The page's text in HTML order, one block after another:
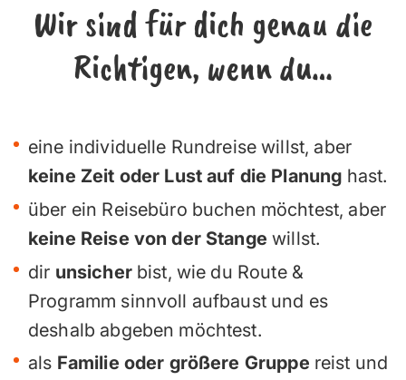
Wir sind für dich genau die
Richtigen, wenn du…
eine individuelle Rundreise willst, aber
keine Zeit oder Lust auf die Planung hast.
über ein Reisebüro buchen möchtest, aber
keine Reise von der Stange willst.
dir unsicherbist, wie du Route &
Programm sinnvoll aufbaust und es
deshalb abgeben möchtest.
als Familie oder größere Gruppe reist und